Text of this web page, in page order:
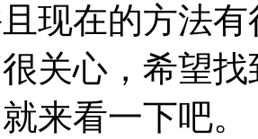
现在的方法
关心，希望
来看一下吧。